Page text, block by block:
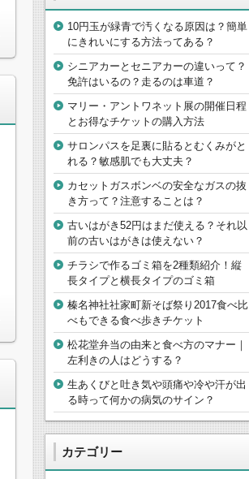
10円玉が緑青で汚くなる原因は？簡単
にきれいにする方法ってある？
シニアカーとセニアカーの違いって？
免許はいるの？走るのは車道？
マリー・アントワネット展の開催日程
とお得なチケットの購入方法
サロンパスを足裏に貼るとむくみがと
れる？敏感肌でも大丈夫？
カセットガスボンベの安全なガスの抜
き方って？注意することは？
古いはがき52円はまだ使える？それ以
前の古いはがきは使えない？
チラシで作るゴミ箱を2種類紹介！縦
長タイプと横長タイプのゴミ箱
榛名神社社家町新そば祭り2017食べ比
べもできる食べ歩きチケット
松花堂弁当の由来と食べ方のマナー｜
左利きの人はどうする？
生あくびと吐き気や頭痛や冷や汗が出
る時って何かの病気のサイン？
カテゴリー